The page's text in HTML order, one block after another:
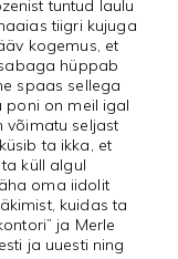
tuntud laulu
tiigri kujuga
kogemus, et
hüppab
spaas sellega
poni on meil igal
võimatu seljast
ta ikka, et
küll algul
oma iidolit
kuidas ta
ja Merle
ja uuesti ning